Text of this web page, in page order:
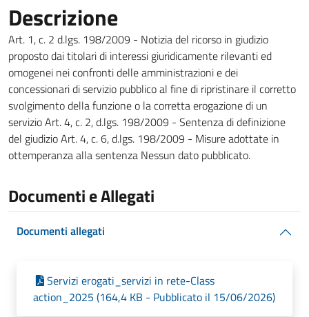
Descrizione
Art. 1, c. 2 d.lgs. 198/2009 - Notizia del ricorso in giudizio
proposto dai titolari di interessi giuridicamente rilevanti ed
omogenei nei confronti delle amministrazioni e dei
concessionari di servizio pubblico al fine di ripristinare il corretto
svolgimento della funzione o la corretta erogazione di un
servizio Art. 4, c. 2, d.lgs. 198/2009 - Sentenza di definizione
del giudizio Art. 4, c. 6, d.lgs. 198/2009 - Misure adottate in
ottemperanza alla sentenza Nessun dato pubblicato.
Documenti e Allegati
Documenti allegati
Servizi erogati_servizi in rete-Class
action_2025 (164,4 KB - Pubblicato il 15/06/2026)